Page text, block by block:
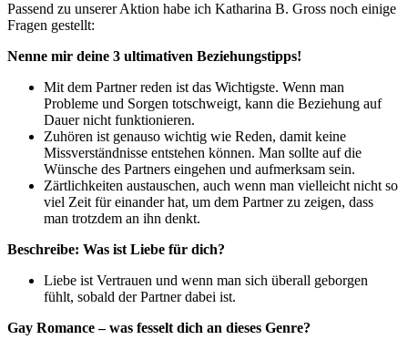
Passend zu unserer Aktion habe ich Katharina B. Gross noch einige
Fragen gestellt:
Nenne mir deine 3 ultimativen Beziehungstipps!
Mit dem Partner reden ist das Wichtigste. Wenn man
Probleme und Sorgen totschweigt, kann die Beziehung auf
Dauer nicht funktionieren.
Zuhören ist genauso wichtig wie Reden, damit keine
Missverständnisse entstehen können. Man sollte auf die
Wünsche des Partners eingehen und aufmerksam sein.
Zärtlichkeiten austauschen, auch wenn man vielleicht nicht so
viel Zeit für einander hat, um dem Partner zu zeigen, dass
man trotzdem an ihn denkt.
Beschreibe: Was ist Liebe für dich?
Liebe ist Vertrauen und wenn man sich überall geborgen
fühlt, sobald der Partner dabei ist.
Gay Romance – was fesselt dich an dieses Genre?